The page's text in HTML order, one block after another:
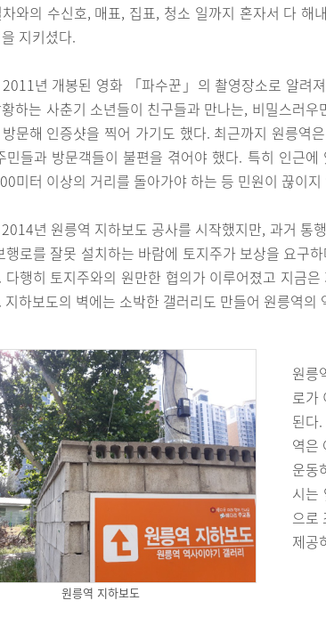
와의 수신호, 매표, 집표, 청소 일까지 혼자서 다 해
지키셨다.
년 개봉된 영화 「파수꾼」의 촬영장소로 알려
하는 사춘기 소년들이 친구들과 만나는, 비밀스러
문해 인증샷을 찍어 가기도 했다. 최근까지 원릉역
민들과 방문객들이 불편을 겪어야 했다. 특히 인근
미터 이상의 거리를 돌아가야 하는 등 민원이 끊이지
년 원릉역 지하보도 공사를 시작했지만, 과거 통
행로를 잘못 설치하는 바람에 토지주가 보상을 요구
다행히 토지주와의 원만한 협의가 이루어졌고 지금
지하보도의 벽에는 소박한 갤러리도 만들어 원릉역의
원릉역 지하보도
원릉
로가
된다
역은
운동
시는
으로
제공